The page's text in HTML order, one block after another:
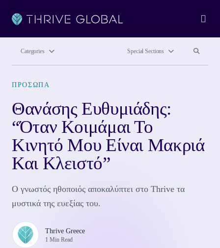
Categories Special Sections Search site
ΠΡΌΣΩΠΑ
Θανάσης Ευθυμιάδης:
“Όταν Κοιμάμαι Το
Κινητό Μου Είναι Μακριά
Και Κλειστό”
Ο γνωστός ηθοποιός αποκαλύπτει στο Thrive τα
μυστικά της ευεξίας του.
Thrive Greece
1 Min Read